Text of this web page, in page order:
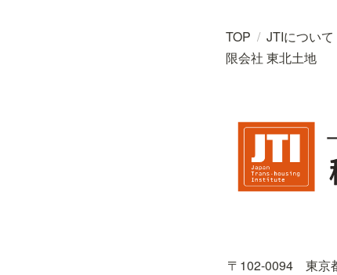
TOP / JTIについて
限会社 東北土地
〒102-0094　東京